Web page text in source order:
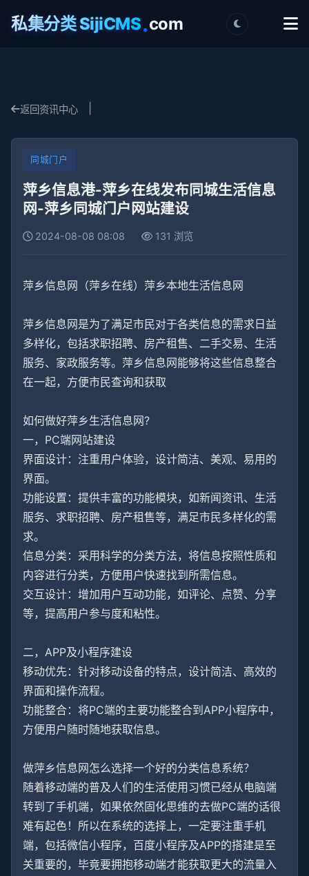
私集分类 SijiCMS.com
返回资讯中心
同城门户
萍乡信息港-萍乡在线发布同城生活信息
网-萍乡同城门户网站建设
2024-08-08 08:08 131 浏览
萍乡信息网（萍乡在线）萍乡本地生活信息网
萍乡信息网是为了满足市民对于各类信息的需求日益
多样化，包括求职招聘、房产租售、二手交易、生活
服务、家政服务等。萍乡信息网能够将这些信息整合
在一起，方便市民查询和获取
如何做好萍乡生活信息网?
一，PC端网站建设
界面设计：注重用户体验，设计简洁、美观、易用的
界面。
功能设置：提供丰富的功能模块，如新闻资讯、生活
服务、求职招聘、房产租售等，满足市民多样化的需
求。
信息分类：采用科学的分类方法，将信息按照性质和
内容进行分类，方便用户快速找到所需信息。
交互设计：增加用户互动功能，如评论、点赞、分享
等，提高用户参与度和粘性。
二，APP及小程序建设
移动优先：针对移动设备的特点，设计简洁、高效的
界面和操作流程。
功能整合：将PC端的主要功能整合到APP小程序中，
方便用户随时随地获取信息。
做萍乡信息网怎么选择一个好的分类信息系统？
随着移动端的普及人们的生活使用习惯已经从电脑端
转到了手机端，如果依然固化思维的去做PC端的话很
难有起色！所以在系统的选择上，一定要注重手机
端，包括微信小程序，百度小程序及APP的搭建是至
关重要的，毕竟要拥抱移动端才能获取更大的流量入